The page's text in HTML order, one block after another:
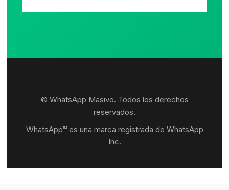
© WhatsApp Masivo. Todos los derechos
reservados.
WhatsApp™ es una marca registrada de WhatsApp
Inc.